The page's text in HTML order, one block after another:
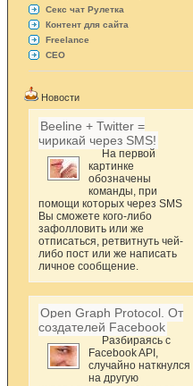
Секс чат Рулетка
Контент для сайта
Freelance
СЕО
Новости
Beeline + Twitter =
чирикай через SMS!
На первой
картинке
обозначены
команды, при
помощи которых через SMS
Вы сможете кого-либо
зафолловить или же
отписаться, ретвитнуть чей-
либо пост или же написать
личное сообщение.
Open Graph Protocol. От
создателей Facebook
Разбираясь с
Facebook API,
случайно наткнулся
на другую